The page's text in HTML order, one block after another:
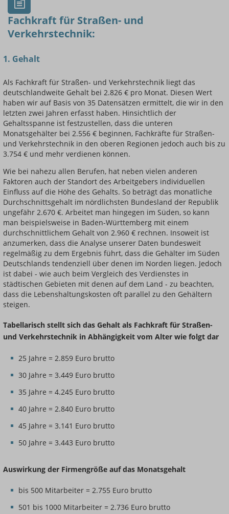
Fachkraft für Straßen- und
Verkehrstechnik:
1. Gehalt
Als Fachkraft für Straßen- und Verkehrstechnik liegt das
deutschlandweite Gehalt bei 2.826 € pro Monat. Diesen Wert
haben wir auf Basis von 35 Datensätzen ermittelt, die wir in den
letzten zwei Jahren erfasst haben. Hinsichtlich der
Gehaltsspanne ist festzustellen, dass die unteren
Monatsgehälter bei 2.556 € beginnen, Fachkräfte für Straßen-
und Verkehrstechnik in den oberen Regionen jedoch auch bis zu
3.754 € und mehr verdienen können.
Wie bei nahezu allen Berufen, hat neben vielen anderen
Faktoren auch der Standort des Arbeitgebers individuellen
Einfluss auf die Höhe des Gehalts. So beträgt das monatliche
Durchschnittsgehalt im nördlichsten Bundesland der Republik
ungefähr 2.670 €. Arbeitet man hingegen im Süden, so kann
man beispielsweise in Baden-Württemberg mit einem
durchschnittlichem Gehalt von 2.960 € rechnen. Insoweit ist
anzumerken, dass die Analyse unserer Daten bundesweit
regelmäßig zu dem Ergebnis führt, dass die Gehälter im Süden
Deutschlands tendenziell über denen im Norden liegen. Jedoch
ist dabei - wie auch beim Vergleich des Verdienstes in
städtischen Gebieten mit denen auf dem Land - zu beachten,
dass die Lebenshaltungskosten oft parallel zu den Gehältern
steigen.
Tabellarisch stellt sich das Gehalt als Fachkraft für Straßen-
und Verkehrstechnik in Abhängigkeit vom Alter wie folgt dar
25 Jahre = 2.859 Euro brutto
30 Jahre = 3.449 Euro brutto
35 Jahre = 4.245 Euro brutto
40 Jahre = 2.840 Euro brutto
45 Jahre = 3.141 Euro brutto
50 Jahre = 3.443 Euro brutto
Auswirkung der Firmengröße auf das Monatsgehalt
bis 500 Mitarbeiter = 2.755 Euro brutto
501 bis 1000 Mitarbeiter = 2.736 Euro brutto